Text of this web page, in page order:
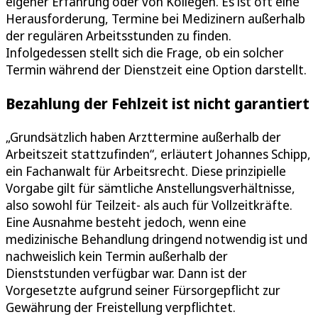
Herausforderung, Termine bei Medizinern außerhalb
der regulären Arbeitsstunden zu finden.
Infolgedessen stellt sich die Frage, ob ein solcher
Termin während der Dienstzeit eine Option darstellt.
Bezahlung der Fehlzeit ist nicht garantiert
„Grundsätzlich haben Arzttermine außerhalb der
Arbeitszeit stattzufinden“, erläutert Johannes Schipp,
ein Fachanwalt für Arbeitsrecht. Diese prinzipielle
Vorgabe gilt für sämtliche Anstellungsverhältnisse,
also sowohl für Teilzeit- als auch für Vollzeitkräfte.
Eine Ausnahme besteht jedoch, wenn eine
medizinische Behandlung dringend notwendig ist und
nachweislich kein Termin außerhalb der
Dienststunden verfügbar war. Dann ist der
Vorgesetzte aufgrund seiner Fürsorgepflicht zur
Gewährung der Freistellung verpflichtet.